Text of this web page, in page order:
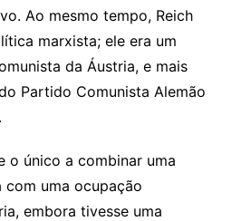
Ao mesmo tempo, Reich
marxista; ele era um
da Áustria, e mais
Partido Comunista Alemão
o único a combinar uma
uma ocupação
embora tivesse uma